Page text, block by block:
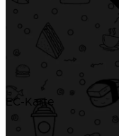
EC-Karte